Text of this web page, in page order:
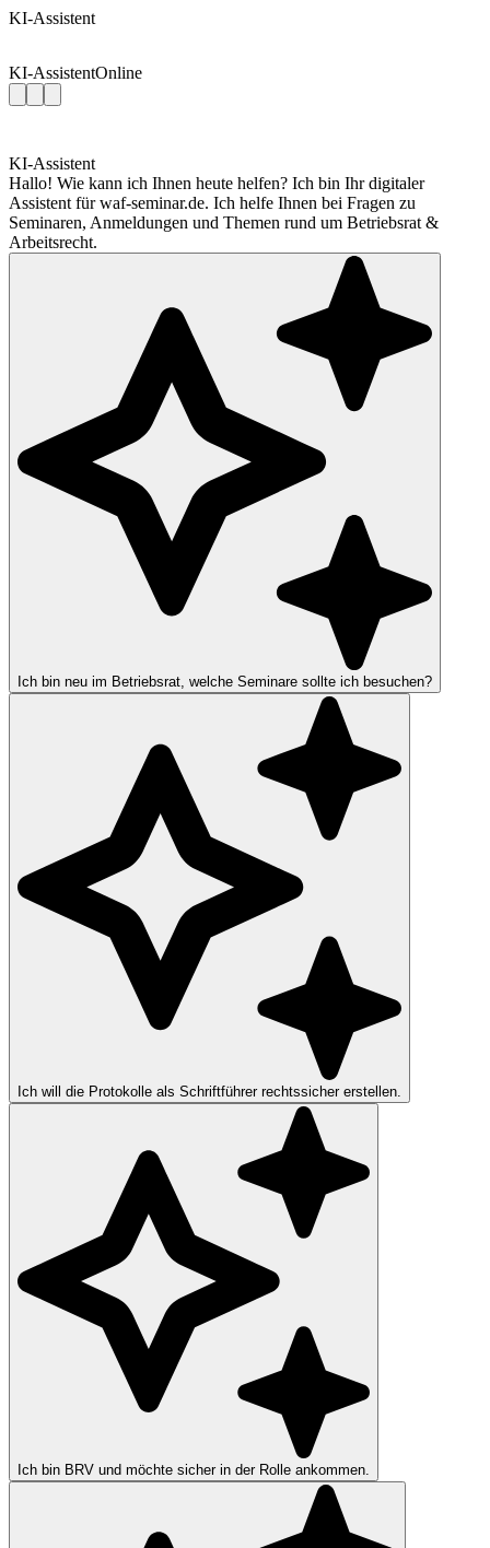
KI-Assistent
KI-AssistentOnline
KI-Assistent
Hallo! Wie kann ich Ihnen heute helfen? Ich bin Ihr digitaler
Assistent für waf-seminar.de. Ich helfe Ihnen bei Fragen zu
Seminaren, Anmeldungen und Themen rund um Betriebsrat &
Arbeitsrecht.
Ich bin neu im Betriebsrat, welche Seminare sollte ich besuchen?
Ich will die Protokolle als Schriftführer rechtssicher erstellen.
Ich bin BRV und möchte sicher in der Rolle ankommen.